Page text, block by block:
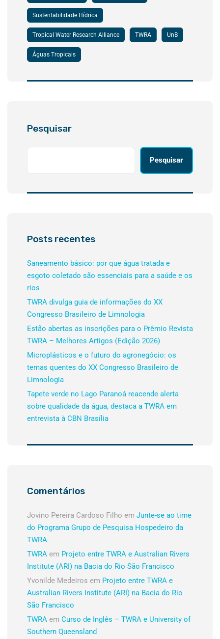
Sustentabilidade Hídrica
Tropical Water Research Alliance TWRA UnB
Águas Tropicais
Pesquisar
Pesquisar
Posts recentes
Saneamento básico: por que água tratada e
esgoto coletado são essenciais para a saúde e os
rios
TWRA divulga guia de informações do XX
Congresso Brasileiro de Limnologia
Estão abertas as inscrições para o Prêmio Revista
TWRA – Melhores Artigos (Edição 2026)
Microplásticos e o futuro do agronegócio: os
temas quentes do XX Congresso Brasileiro de
Limnologia
Tapete verde no Lago Paranoá reacende alerta
sobre qualidade da água, destaca a TWRA em
entrevista à CBN Brasília
Comentários
Jovino Pereira Cardoso Filho em Junte-se ao time
do Programa Grupo de Pesquisa Hospedeiro da
TWRA
TWRA em Projeto entre TWRA e Australian Rivers
Institute (ARI) na Bacia do Rio São Francisco
Yvonilde Medeiros em Projeto entre TWRA e
Australian Rivers Institute (ARI) na Bacia do Rio
São Francisco
TWRA em Curso de Inglês – TWRA e University of
Southern Queensland